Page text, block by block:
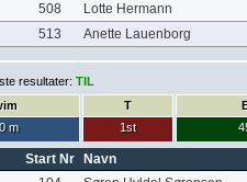
508
Lotte Hermann
513 Anette Lauenborg
resultater: TIL
m
T
1st
Start Nr
Navn